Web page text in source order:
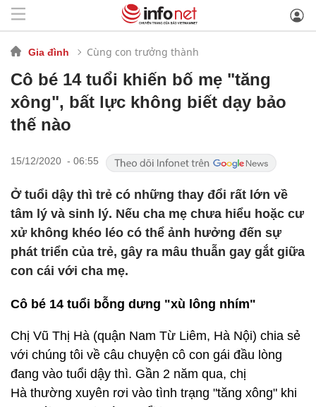
Gia đình Cùng con trưởng thành
Cô bé 14 tuổi khiến bố mẹ "tăng
xông", bất lực không biết dạy bảo
thế nào
15/12/2020 - 06:55
Ở tuổi dậy thì trẻ có những thay đổi rất lớn về
tâm lý và sinh lý. Nếu cha mẹ chưa hiểu hoặc cư
xử không khéo léo có thể ảnh hưởng đến sự
phát triển của trẻ, gây ra mâu thuẫn gay gắt giữa
con cái với cha mẹ.
Cô bé 14 tuổi bỗng dưng "xù lông nhím"
Chị Vũ Thị Hà (quận Nam Từ Liêm, Hà Nội) chia sẻ
với chúng tôi về câu chuyện cô con gái đầu lòng
đang vào tuổi dậy thì. Gần 2 năm qua, chị
Hà thường xuyên rơi vào tình trạng "tăng xông" khi